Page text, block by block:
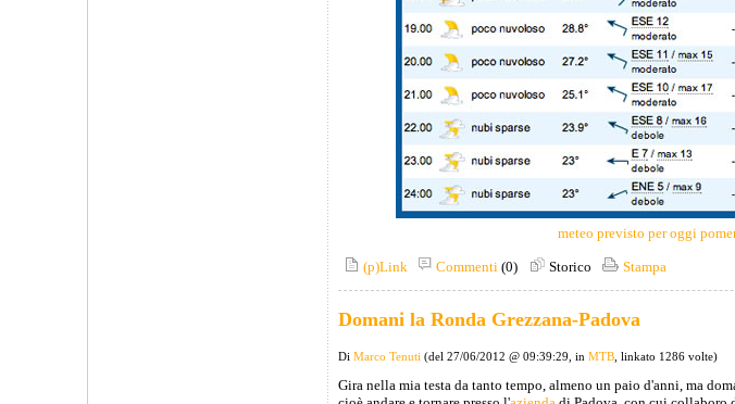
meteo previsto per oggi
(p)Link Commenti (0) Storico Stampa
Domani la Ronda Grezzana-Padova
Di Marco Tenuti (del 27/06/2012 @ 09:39:29, in MTB, linkato 1286 volte)
Gira nella mia testa da tanto tempo, almeno un paio d'anni, ma